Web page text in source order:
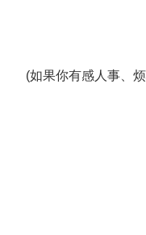
(如果你有感人事、